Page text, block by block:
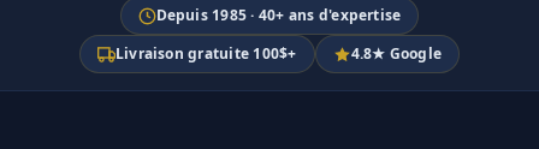
Depuis 1985 · 40+ ans d'expertise
Livraison gratuite 100$+
4.8★ Google